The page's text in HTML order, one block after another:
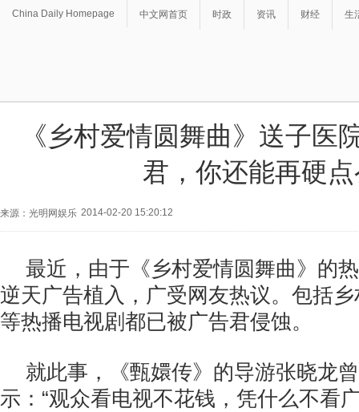
China Daily Homepage 中文网首页 时政 资讯 财经 生
《乡村爱情圆舞曲》送子医
君，你还能再硬
来源：光明网娱乐 2014-02-20 15:20:12
最近，由于《乡村爱情圆舞曲》的
逆天广告植入，广受网友热议。包括
等热播电视剧都已被广告君侵蚀。
就此事，《甄嬛传》的导游张晓龙
示：“观众看电视不花钱，凭什么不看